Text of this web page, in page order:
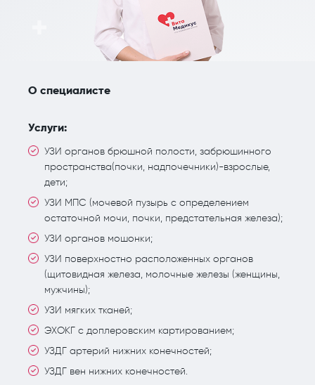
О специалисте
Услуги:
УЗИ органов брюшной полости, забрюшинного
пространства(почки, надпочечники)-взрослые,
дети;
УЗИ МПС (мочевой пузырь с определением
остаточной мочи, почки, предстательная железа);
УЗИ органов мошонки;
УЗИ поверхностно расположенных органов
(щитовидная железа, молочные железы (женщины,
мужчины);
УЗИ мягких тканей;
ЭХОКГ с доплеровским картированием;
УЗДГ артерий нижних конечностей;
УЗДГ вен нижних конечностей.